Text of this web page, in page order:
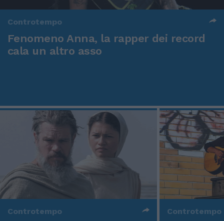
Controtempo
Fenomeno Anna, la rapper dei record
cala un altro asso
Controtempo Controtempo